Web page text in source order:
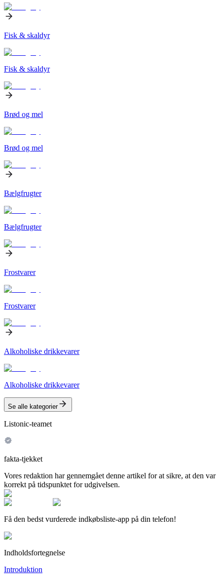
Fisk & skaldyr
Fisk & skaldyr
Brød og mel
Brød og mel
Bælgfrugter
Bælgfrugter
Frostvarer
Frostvarer
Alkoholiske drikkevarer
Alkoholiske drikkevarer
Se alle kategorier
Listonic-teamet
fakta-tjekket
Vores redaktion har gennemgået denne artikel for at sikre, at den var
korrekt på tidspunktet for udgivelsen.
Få den bedst vurderede indkøbsliste-app på din telefon!
Indholdsfortegnelse
Introduktion